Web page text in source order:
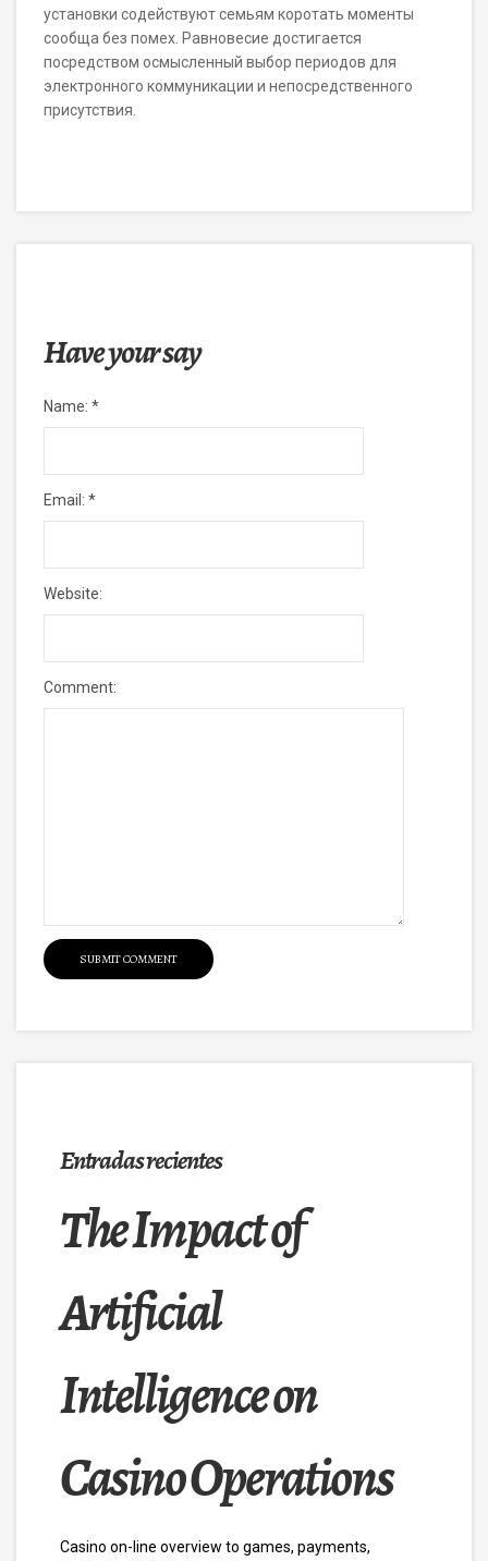
установки содействуют семьям коротать моменты
сообща без помех. Равновесие достигается
посредством осмысленный выбор периодов для
электронного коммуникации и непосредственного
присутствия.
Have your say
Name: *
Email: *
Website:
Comment:
Entradas recientes
The Impact of
Artificial
Intelligence on
Casino Operations
Casino on-line overview to games, payments,